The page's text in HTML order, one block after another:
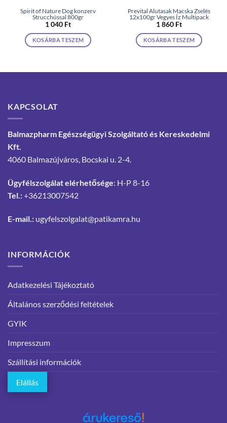
Spirit of Nature Dog konzerv
Strucchússal 800gr
1 040 Ft
KOSÁRBA TESZEM
Prevital Alutasak Macska Zselés
12x100gr Vegyes Íz Multipack
1 860 Ft
KOSÁRBA TESZEM
KAPCSOLAT
Balmazpharm Egészségügyi Szolgáltató és Kereskedelmi
Kft.
4060 Balmazújváros, Bocskai u. 2-4.
Ügyfélszolgálat elérhetősége: H-P 8-16
Tel.:+36213007542
E-mail.: ugyfelszolgalat@patikamra.hu
INFORMÁCIÓK
Adatkezelési Tájékoztató
Általános szerződési feltételek
GYIK
Impresszum
Szállítási információk
Elállás